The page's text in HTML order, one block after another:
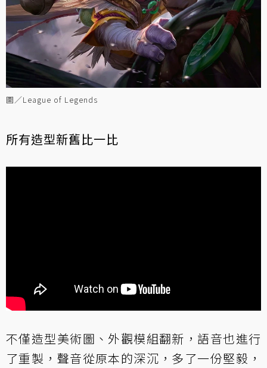
圖／League of Legends
所有造型新舊比一比
不僅造型美術圖、外觀模組翻新，語音也進行
了重製，聲音從原本的深沉，多了一份堅毅，